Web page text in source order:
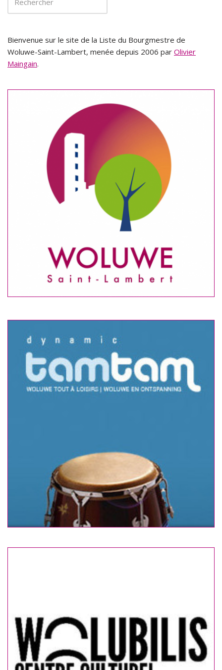
Bienvenue sur le site de la Liste du Bourgmestre de
Woluwe-Saint-Lambert, menée depuis 2006 par Olivier
Maingain.